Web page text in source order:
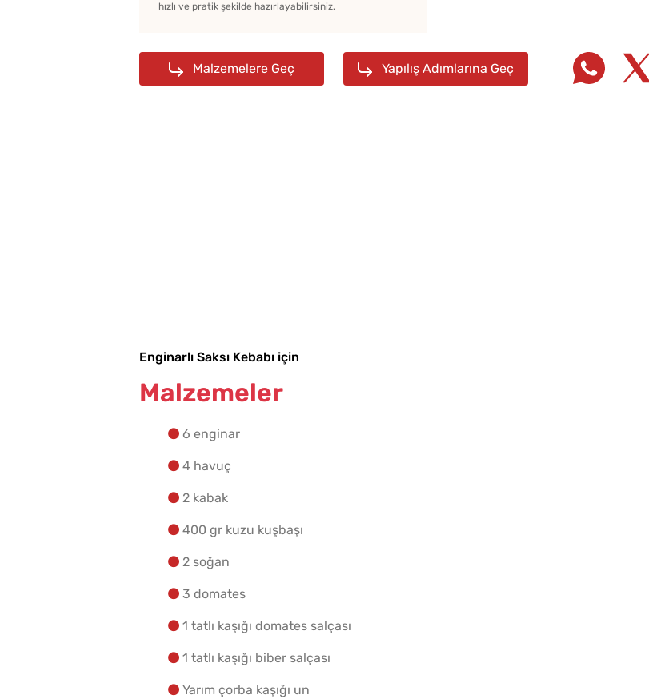
hızlı ve pratik şekilde hazırlayabilirsiniz.
Malzemelere Geç Yapılış Adımlarına Geç
Nasıl Saklanır?
Enginarlı Saksı Kebabı için
Malzemeler
6 enginar
4 havuç
2 kabak
400 gr kuzu kuşbaşı
2 soğan
3 domates
1 tatlı kaşığı domates salçası
1 tatlı kaşığı biber salçası
Yarım çorba kaşığı un